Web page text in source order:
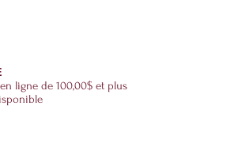
ligne de 100,00$ et plus